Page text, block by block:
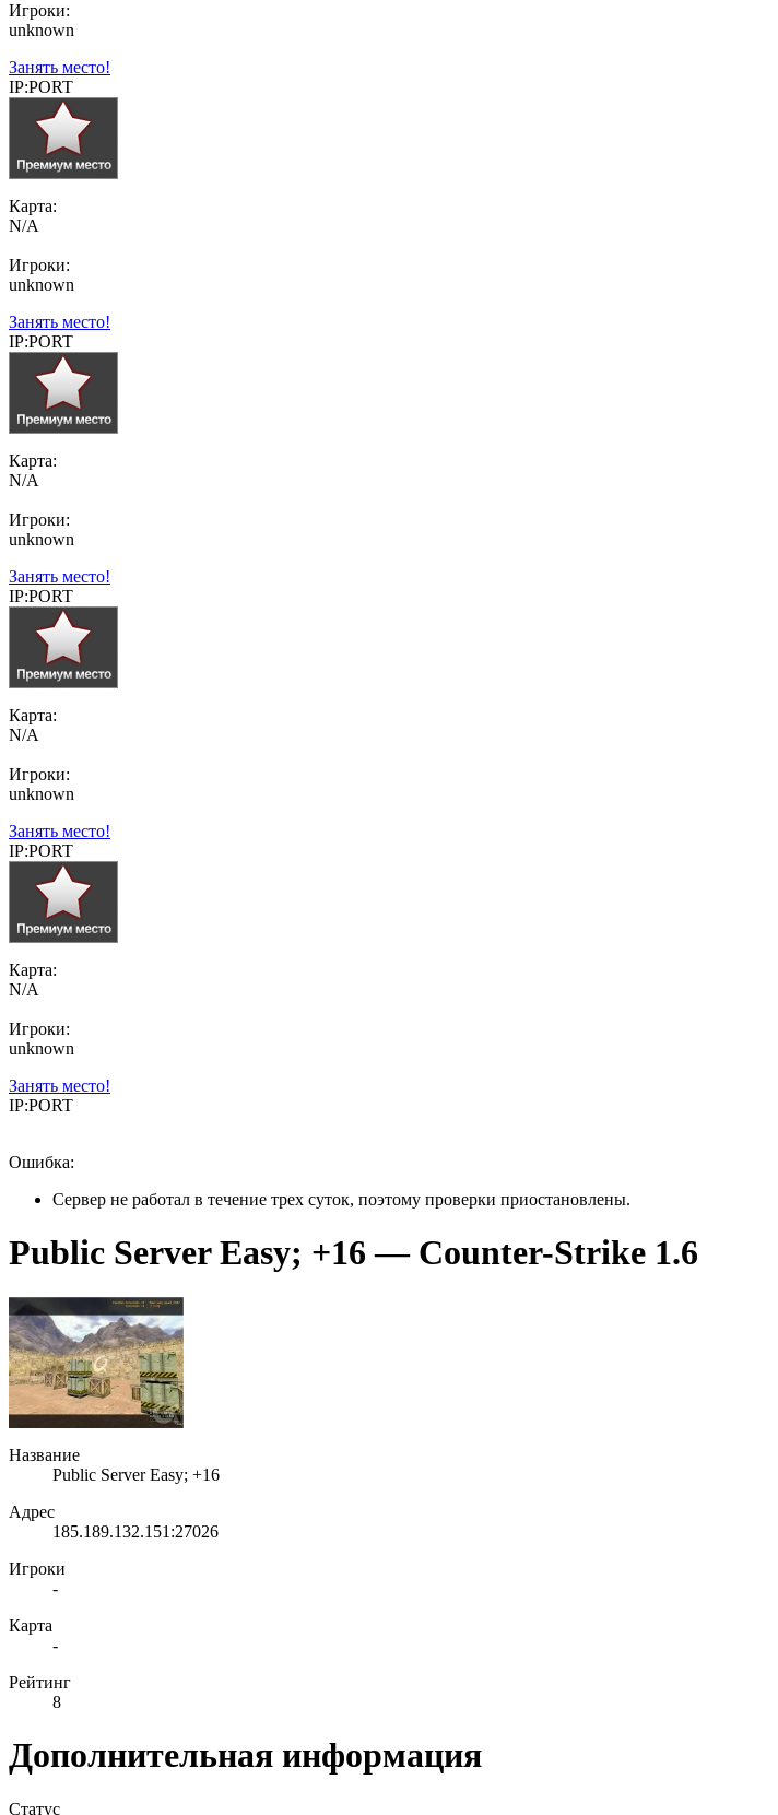
Игроки:
unknown
Занять место!
IP:PORT
Карта:
N/A
Игроки:
unknown
Занять место!
IP:PORT
Карта:
N/A
Игроки:
unknown
Занять место!
IP:PORT
Карта:
N/A
Игроки:
unknown
Занять место!
IP:PORT
Карта:
N/A
Игроки:
unknown
Занять место!
IP:PORT
Ошибка:
Сервер не работал в течение трех суток, поэтому проверки приостановлены.
Public Server Easy; +16 — Counter-Strike 1.6
Название
Public Server Easy; +16
Адрес
185.189.132.151:27026
Игроки
-
Карта
-
Рейтинг
8
Дополнительная информация
Статус